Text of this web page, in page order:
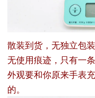
散装到货，无独立包
无使用痕迹，只有一
外观要和你原来手表
的。